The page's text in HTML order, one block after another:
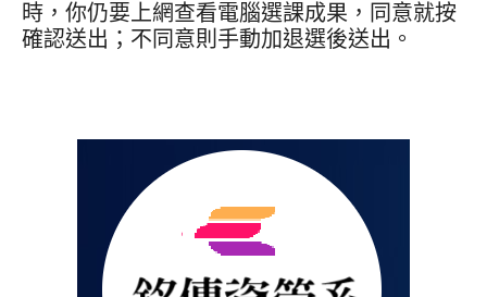
時，你仍要上網查看電腦選課成果，同意就按
確認送出；不同意則手動加退選後送出。